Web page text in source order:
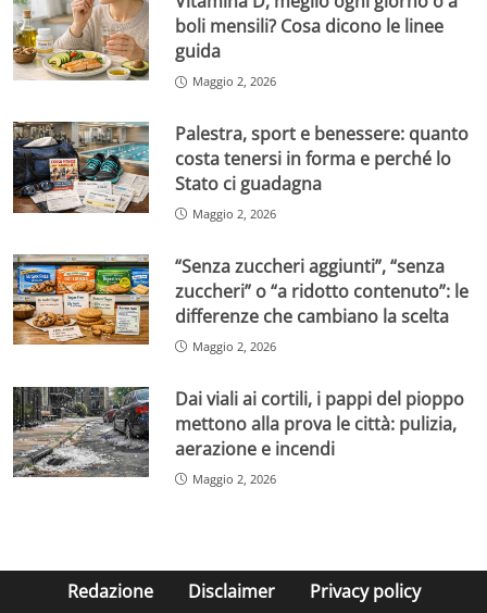
boli mensili? Cosa dicono le linee
guida
Maggio 2, 2026
Palestra, sport e benessere: quanto
costa tenersi in forma e perché lo
Stato ci guadagna
Maggio 2, 2026
“Senza zuccheri aggiunti”, “senza
zuccheri” o “a ridotto contenuto”: le
differenze che cambiano la scelta
Maggio 2, 2026
Dai viali ai cortili, i pappi del pioppo
mettono alla prova le città: pulizia,
aerazione e incendi
Maggio 2, 2026
Redazione Disclaimer Privacy policy